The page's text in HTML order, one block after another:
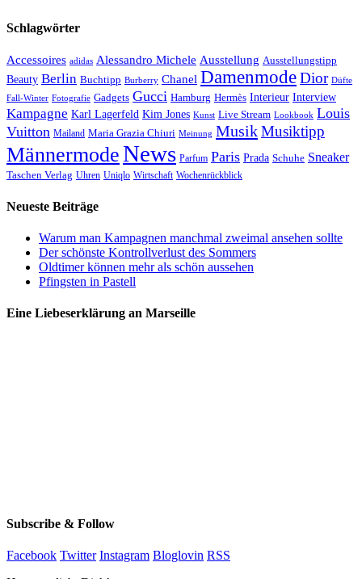
Schlagwörter
Accessoires adidas Alessandro Michele Ausstellung Ausstellungstipp
Beauty Berlin Buchtipp Burberry Chanel DamenmodeDior Düfte
Fall-Winter Fotografie Gadgets Gucci Hamburg Hermès Interieur Interview
Kampagne Karl Lagerfeld Kim Jones Kunst Live Stream Lookbook Louis
Vuitton Mailand Maria Grazia Chiuri Meinung MusikMusiktipp
MännermodeNews Parfum Paris Prada Schuhe Sneaker
Taschen Verlag Uhren Uniqlo Wirtschaft Wochenrückblick
Neueste Beiträge
Warum man Kampagnen manchmal zweimal ansehen sollte
Der schönste Kontrollverlust des Sommers
Oldtimer können mehr als schön aussehen
Pfingsten in Pastell
Eine Liebeserklärung an Marseille
Subscribe & Follow
Facebook Twitter Instagram Bloglovin RSS